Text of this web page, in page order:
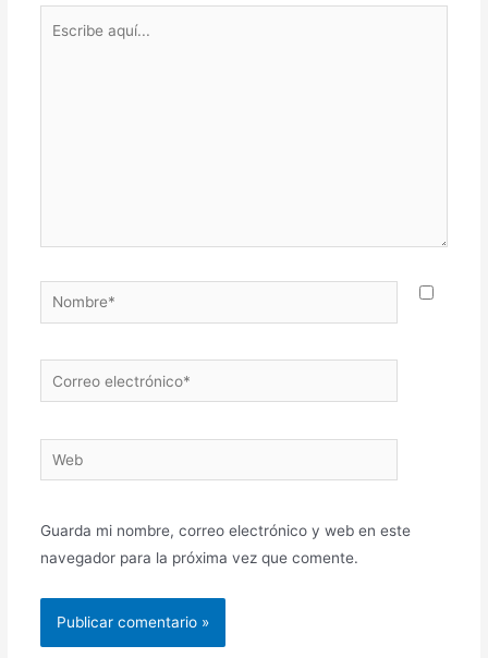
Guarda mi nombre, correo electrónico y web en este
navegador para la próxima vez que comente.